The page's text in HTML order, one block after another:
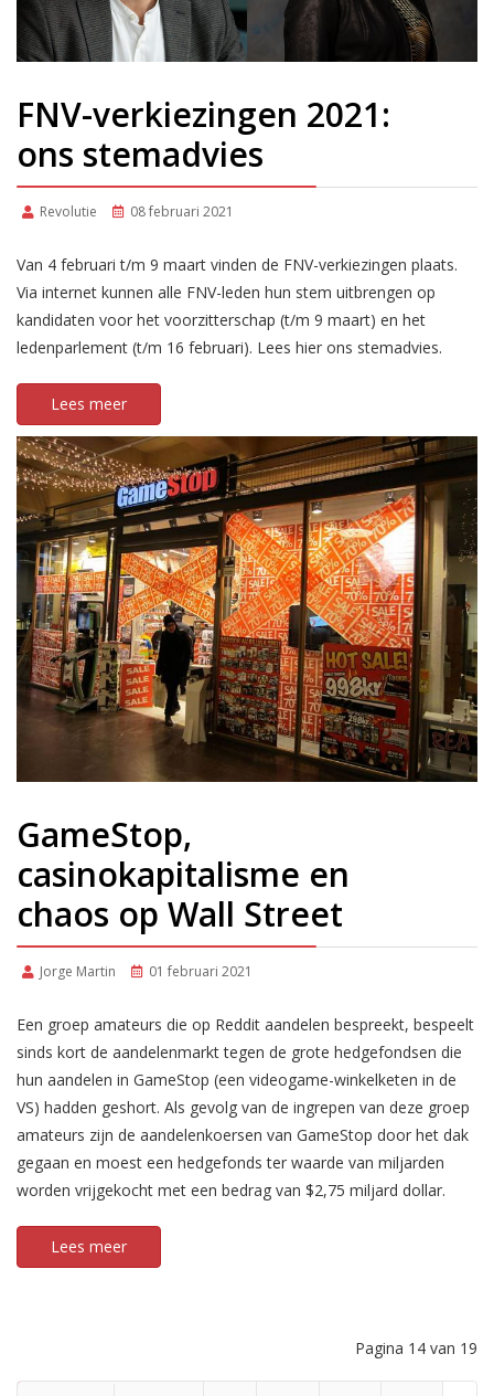
FNV-verkiezingen 2021:
ons stemadvies
Revolutie 08 februari 2021
Van 4 februari t/m 9 maart vinden de FNV-verkiezingen plaats.
Via internet kunnen alle FNV-leden hun stem uitbrengen op
kandidaten voor het voorzitterschap (t/m 9 maart) en het
ledenparlement (t/m 16 februari). Lees hier ons stemadvies.
Lees meer
GameStop,
casinokapitalisme en
chaos op Wall Street
Jorge Martin 01 februari 2021
Een groep amateurs die op Reddit aandelen bespreekt, bespeelt
sinds kort de aandelenmarkt tegen de grote hedgefondsen die
hun aandelen in GameStop (een videogame-winkelketen in de
VS) hadden geshort. Als gevolg van de ingrepen van deze groep
amateurs zijn de aandelenkoersen van GameStop door het dak
gegaan en moest een hedgefonds ter waarde van miljarden
worden vrijgekocht met een bedrag van $2,75 miljard dollar.
Lees meer
Pagina 14 van 19